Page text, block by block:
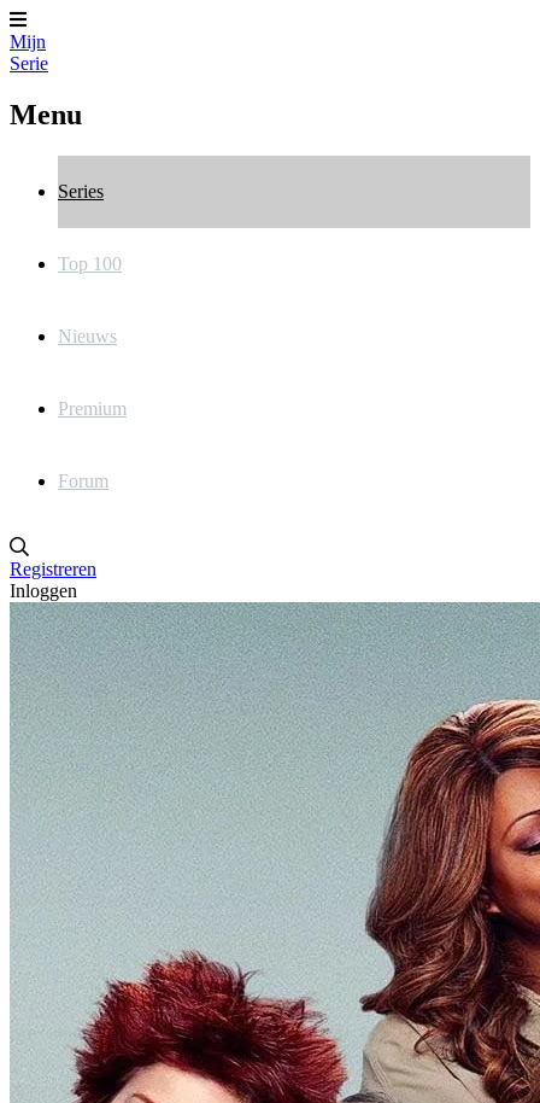
Mijn
Serie
Menu
Series
Top 100
Nieuws
Premium
Forum
Registreren
Inloggen